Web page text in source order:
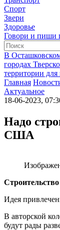
Спорт
Звери
Здоровье
Говори и пиши
В
городах
территории
Главная
Актуальное
18-06-2023,
Надо
США
Идея
В авторской
будут рады